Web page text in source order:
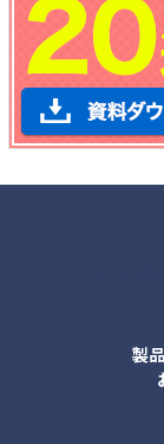
製